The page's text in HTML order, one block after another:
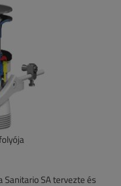
Sanitario SA tervezte és